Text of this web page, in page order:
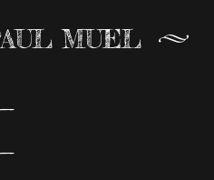
MUEL